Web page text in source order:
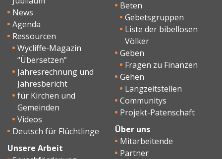
News
Agenda
Ressourcen
Wycliffe-Magazin
“Übersetzen”
Jahresrechnung und
Jahresbericht
für Kirchen und
Gemeinden
Videos
Deutsch für Flüchtlinge
Unsere Arbeit
Beten
Gebetsgruppen
Liste der bibellosen
Völker
Geben
Fragen zu Finanzen
Gehen
Langzeitstellen
Communitys
Projekt-Patenschaft
Über uns
Mitarbeitende
Partner